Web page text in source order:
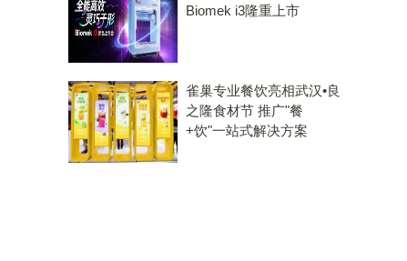
Biomek i3隆重上市
雀巢专业餐饮亮相武汉•良
之隆食材节 推广"餐
+饮"一站式解决方案